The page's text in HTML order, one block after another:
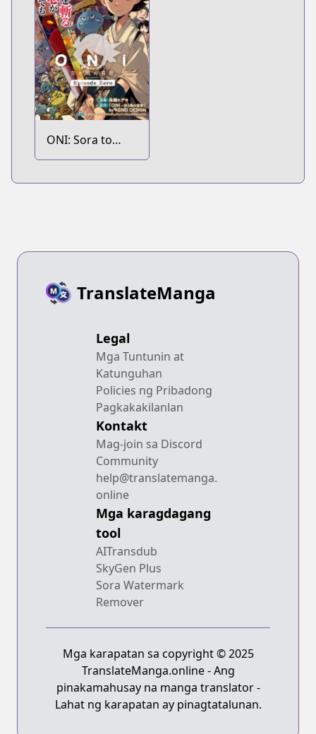
ONI: Sora to
Kaze no Elegy
TranslateManga
Legal
Mga Tuntunin at
Katunguhan
Policies ng Pribadong
Pagkakakilanlan
Kontakt
Mag-join sa Discord
Community
help@translatemanga.
online
Mga karagdagang
tool
AITransdub
SkyGen Plus
Sora Watermark
Remover
Mga karapatan sa copyright © 2025
TranslateManga.online - Ang
pinakamahusay na manga translator -
Lahat ng karapatan ay pinagtatalunan.